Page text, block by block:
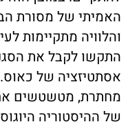
האמיתי של מסורת
והלוויה מתקיימות
התקשו לקבל את
אסתטיזציה של כאוס.
מחתרת, מטשטשים
של ההיסטוריה